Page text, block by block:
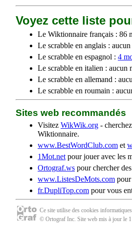
Voyez cette liste
Le Wiktionnaire français : 86
Le scrabble en anglais :
Le scrabble en espagnol : 4
Le scrabble en italien : aucun
Le scrabble en allemand :
Le scrabble en roumain :
Sites web recommandés
Visitez WikWik.org -
Wiktionnaire.
www.BestWordClub.com et
1Mot.net pour jouer avec les
Ortograf.ws pour chercher
www.ListesDeMots.com pour
fr.DupliTop.com pour vous
Ce site utilise des cookies
© Ortograf Inc. Site web mis à jour le